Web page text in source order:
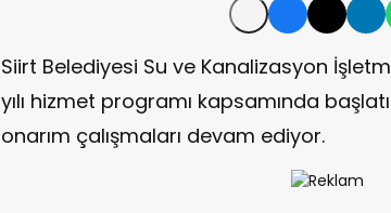
Siirt Belediyesi Su ve Kanalizasyon
yılı hizmet programı kapsamında
onarım çalışmaları devam ediyor.